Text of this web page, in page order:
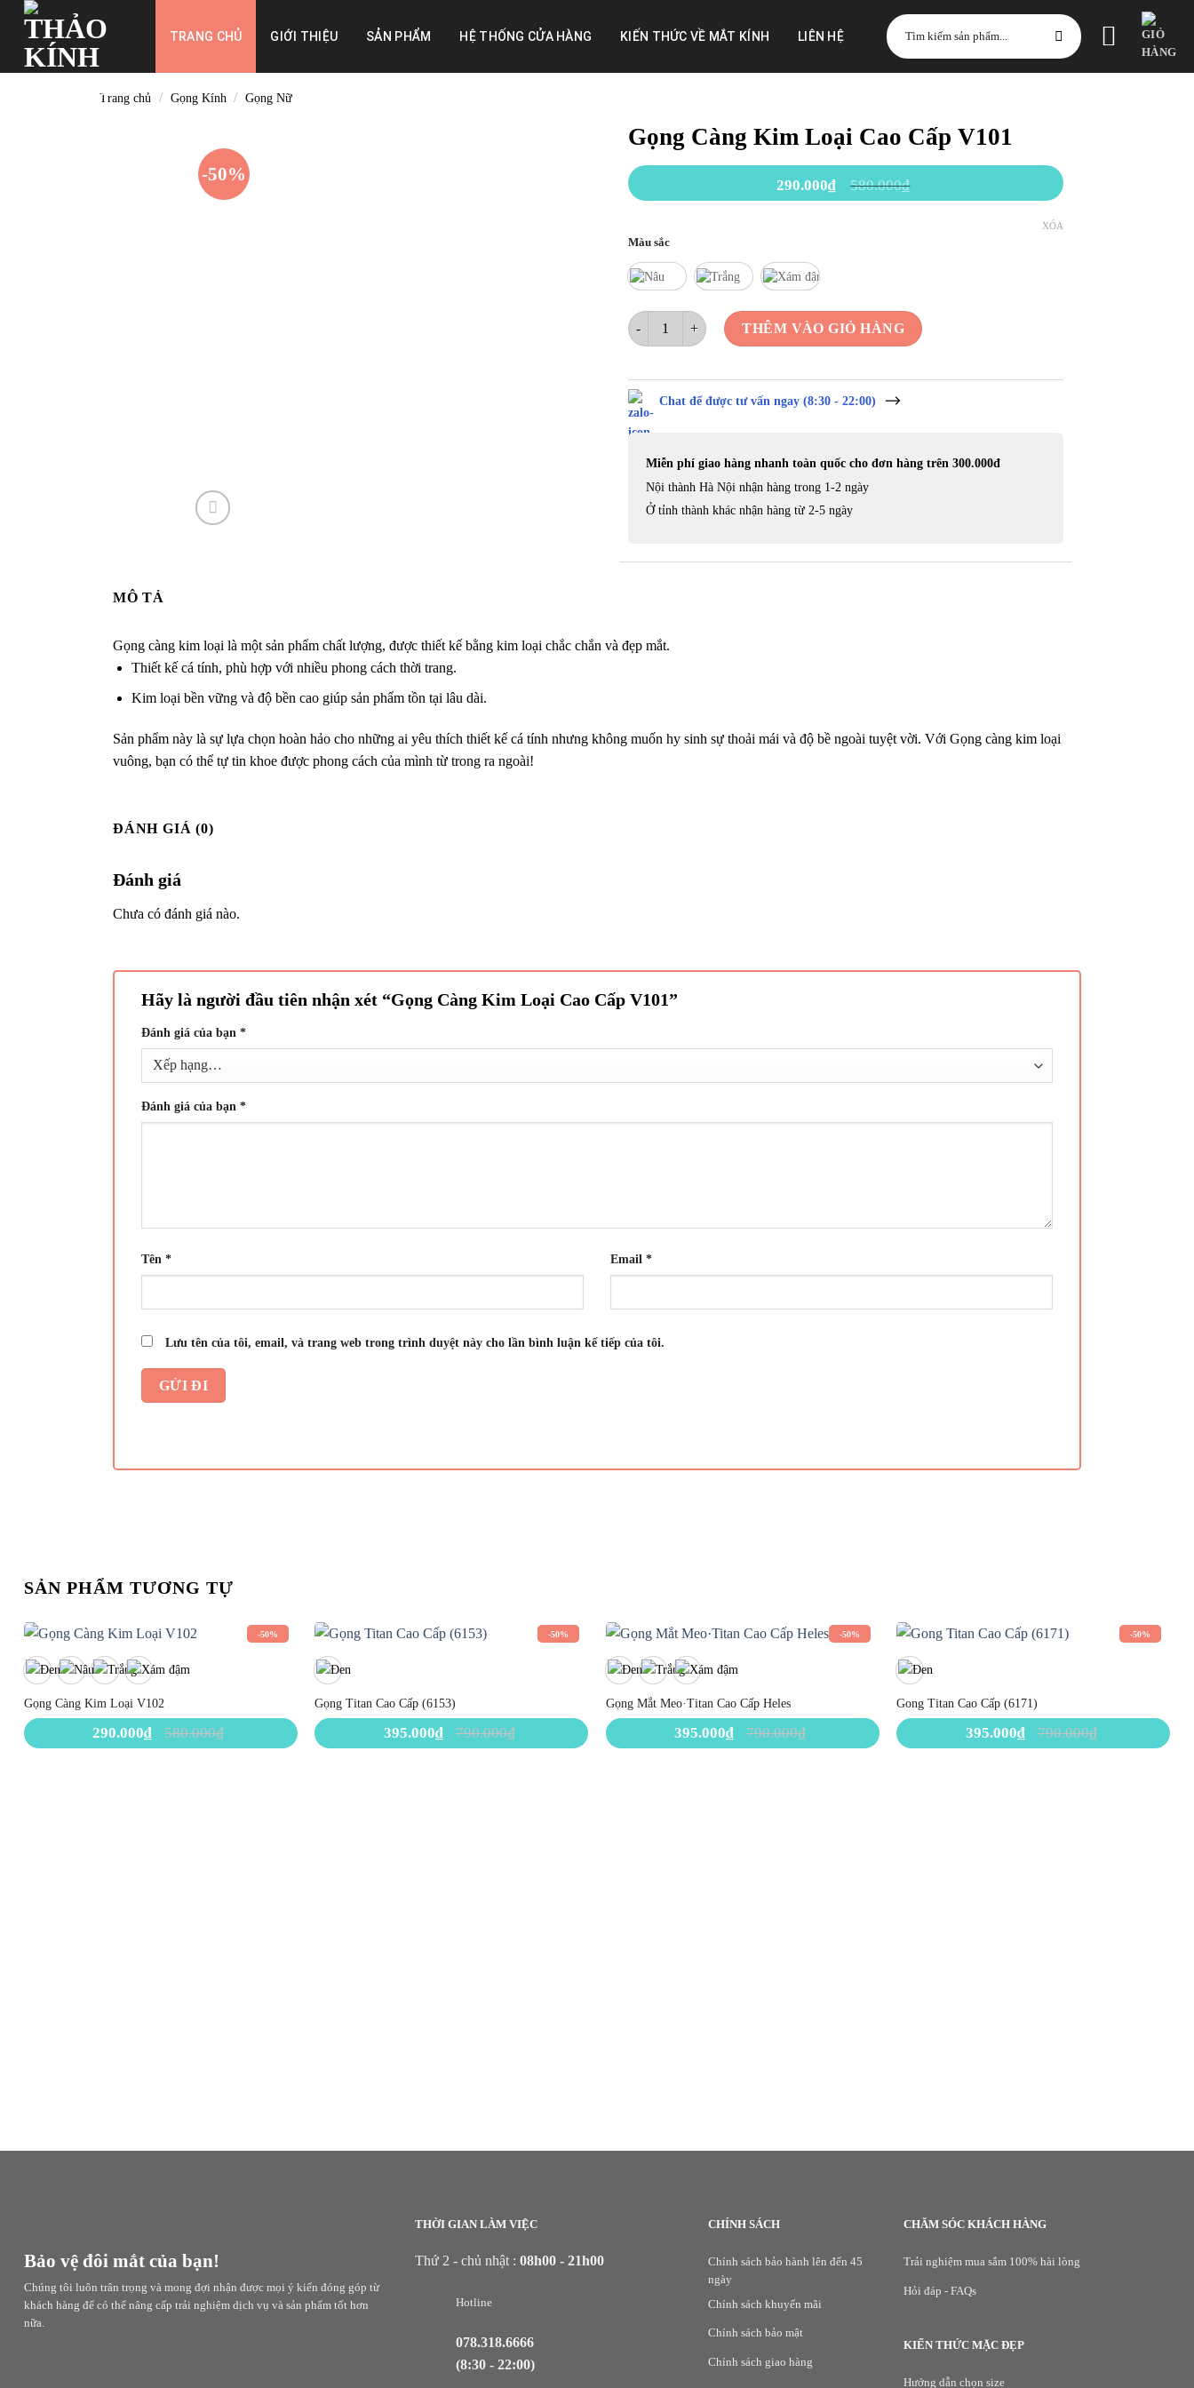
content
TRANG CHỦ GIỚI THIỆU SẢN PHẨM HỆ THỐNG CỬA HÀNG KIẾN THỨC VỀ MẮT KÍNH LIÊN HỆ
Tìm
kiếm:
Trang chủ / Gọng Kính / Gọng Nữ
-50%
Gọng Càng Kim Loại Cao Cấp V101
290.000₫ 580.000₫
Màu sắc
XÓA
Gọng Càng Kim Loại Cao Cấp V101 số lượng
THÊM VÀO GIỎ HÀNG
Chat để được tư vấn ngay (8:30 - 22:00)
Miễn phí giao hàng nhanh toàn quốc cho đơn hàng trên 300.000đ
Nội thành Hà Nội nhận hàng trong 1-2 ngày
Ở tỉnh thành khác nhận hàng từ 2-5 ngày
MÔ TẢ
Gọng càng kim loại là một sản phẩm chất lượng, được thiết kế bằng kim loại chắc chắn và đẹp mắt.
Thiết kế cá tính, phù hợp với nhiều phong cách thời trang.
Kim loại bền vững và độ bền cao giúp sản phẩm tồn tại lâu dài.
Sản phẩm này là sự lựa chọn hoàn hảo cho những ai yêu thích thiết kế cá tính nhưng không muốn hy sinh sự thoải mái và độ bề ngoài tuyệt vời. Với Gọng càng kim loại
vuông, bạn có thể tự tin khoe được phong cách của mình từ trong ra ngoài!
ĐÁNH GIÁ (0)
Đánh giá
Chưa có đánh giá nào.
Hãy là người đầu tiên nhận xét “Gọng Càng Kim Loại Cao Cấp V101”
Đánh giá của bạn *
Đánh giá của bạn *
Tên * Email *
Lưu tên của tôi, email, và trang web trong trình duyệt này cho lần bình luận kế tiếp của tôi.
SẢN PHẨM TƯƠNG TỰ
-50%
Gọng Càng Kim Loại V102
290.000₫ 580.000₫
-50%
Gọng Titan Cao Cấp (6153)
395.000₫ 790.000₫
-50%
Gọng Mắt Meo·Titan Cao Cấp Heles
395.000₫ 790.000₫
-50%
Gong Titan Cao Cấp (6171)
395.000₫ 790.000₫
Bảo vệ đôi mắt của bạn!
Chúng tôi luôn trân trọng và mong đợi nhận được mọi ý kiến đóng góp từ
khách hàng để có thể nâng cấp trải nghiệm dịch vụ và sản phẩm tốt hơn
nữa.
THỜI GIAN LÀM VIỆC
Thứ 2 - chủ nhật : 08h00 - 21h00
Hotline
078.318.6666
(8:30 - 22:00)
CHÍNH SÁCH
Chính sách bảo hành lên đến 45
ngày
Chính sách khuyến mãi
Chính sách bảo mật
Chính sách giao hàng
CHĂM SÓC KHÁCH HÀNG
Trải nghiệm mua sắm 100% hài lòng
Hỏi đáp - FAQs
KIẾN THỨC MẶC ĐẸP
Hướng dẫn chọn size